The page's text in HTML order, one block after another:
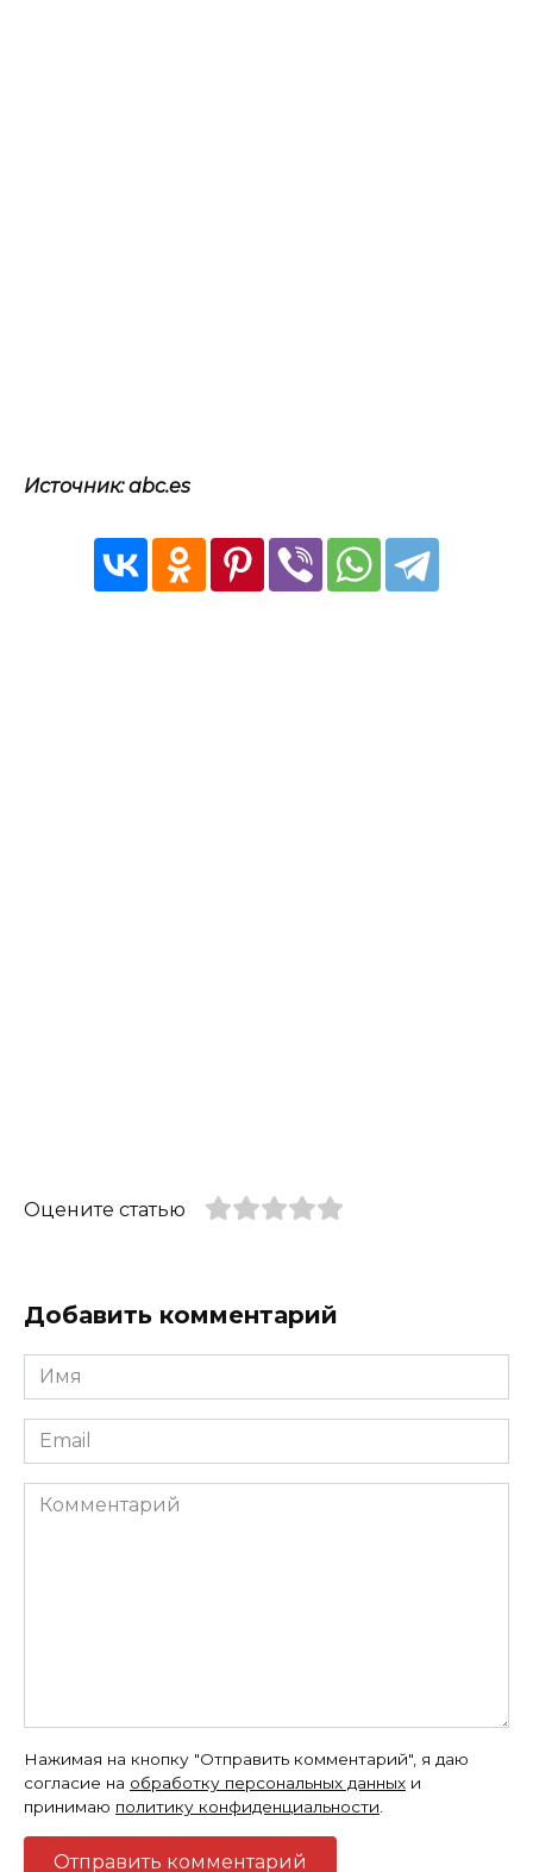
Источник: abc.es
Оцените статью
Добавить комментарий
Имя
*
Email
*
Комментарий
Нажимая на кнопку "Отправить комментарий", я даю
согласие на обработку персональных данных и
принимаю политику конфиденциальности